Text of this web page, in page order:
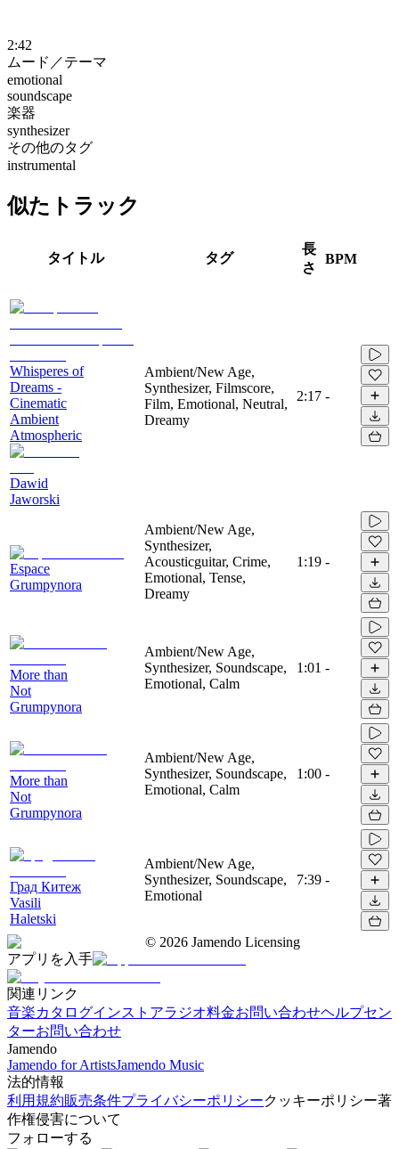
2:42
ムード／テーマ
emotional
soundscape
楽器
synthesizer
その他のタグ
instrumental
似たトラック
タイトル タグ
長
さ
BPM
Whisperes of
Dreams -
Cinematic
Ambient
Atmospheric
Dawid
Jaworski
Ambient/New Age,
Synthesizer, Filmscore,
Film, Emotional, Neutral,
Dreamy
2:17 -
Espace
Grumpynora
Ambient/New Age,
Synthesizer,
Acousticguitar, Crime,
Emotional, Tense,
Dreamy
1:19 -
More than
Not
Grumpynora
Ambient/New Age,
Synthesizer, Soundscape,
Emotional, Calm
1:01 -
More than
Not
Grumpynora
Ambient/New Age,
Synthesizer, Soundscape,
Emotional, Calm
1:00 -
Град Китеж
Vasili
Haletski
Ambient/New Age,
Synthesizer, Soundscape,
Emotional
7:39 -
© 2026 Jamendo Licensing
アプリを入手
関連リンク
音楽カタログインストアラジオ料金お問い合わせヘルプセン
ターお問い合わせ
Jamendo
Jamendo for ArtistsJamendo Music
法的情報
利用規約販売条件プライバシーポリシークッキーポリシー著
作権侵害について
フォローする